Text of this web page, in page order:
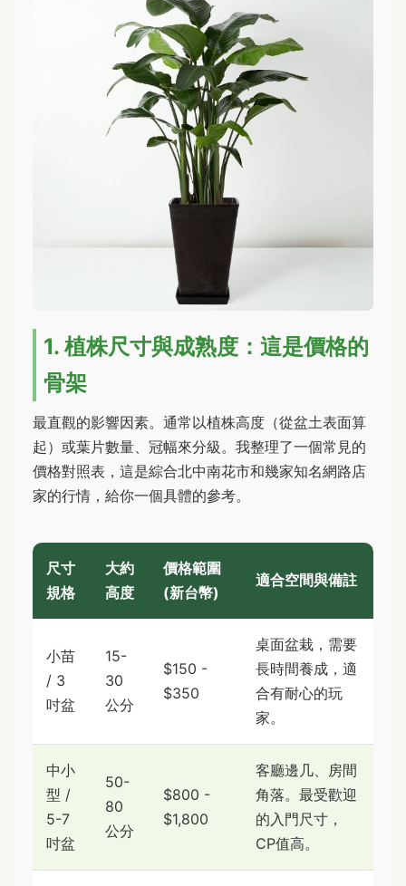
1. 植株尺寸與成熟度：這是價格的
骨架
最直觀的影響因素。通常以植株高度（從盆土表面算
起）或葉片數量、冠幅來分級。我整理了一個常見的
價格對照表，這是綜合北中南花市和幾家知名網路店
家的行情，給你一個具體的參考。
尺寸
規格
大約
高度
價格範圍
(新台幣)
適合空間與備註
小苗
/ 3
吋盆
15-
30
公分
$150 -
$350
桌面盆栽，需要
長時間養成，適
合有耐心的玩
家。
中小
型 /
5-7
吋盆
50-
80
公分
$800 -
$1,800
客廳邊几、房間
角落。最受歡迎
的入門尺寸，
CP值高。